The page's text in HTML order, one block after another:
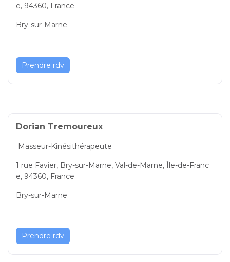
e, 94360, France
Bry-sur-Marne
Prendre rdv
Dorian Tremoureux
Masseur-Kinésithérapeute
1 rue Favier, Bry-sur-Marne, Val-de-Marne, Île-de-Franc
e, 94360, France
Bry-sur-Marne
Prendre rdv